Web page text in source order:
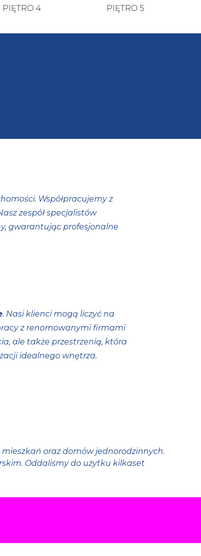
PIĘTRO 4 PIĘTRO 5
Współpracujemy z
zespół specjalistów
gwarantując profesjonalne
. Nasi klienci mogą liczyć na
z renomowanymi firmami
ale także przestrzenią, która
idealnego wnętrza.
oraz domów jednorodzinnych.
Oddaliśmy do użytku kilkaset